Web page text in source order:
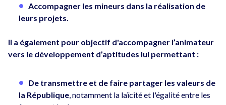
Accompagner les mineurs dans la réalisation de
leurs projets.
Il a également pour objectif d'accompagner l’animateur
vers le développement d’aptitudes lui permettant :
De transmettre et de faire partager les valeurs de
la République, notamment la laïcité et l'égalité entre les